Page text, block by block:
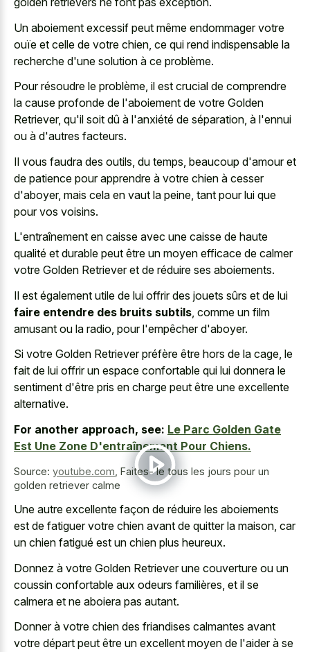
Un aboiement excessif peut même endommager votre
ouïe et celle de votre chien, ce qui rend indispensable la
recherche d'une solution à ce problème.
Pour résoudre le problème, il est crucial de comprendre
la cause profonde de l'aboiement de votre Golden
Retriever, qu'il soit dû à l'anxiété de séparation, à l'ennui
ou à d'autres facteurs.
Il vous faudra des outils, du temps, beaucoup d'amour et
de patience pour apprendre à votre chien à cesser
d'aboyer, mais cela en vaut la peine, tant pour lui que
pour vos voisins.
L'entraînement en caisse avec une caisse de haute
qualité et durable peut être un moyen efficace de calmer
votre Golden Retriever et de réduire ses aboiements.
Il est également utile de lui offrir des jouets sûrs et de lui
faire entendre des bruits subtils , comme un film
amusant ou la radio, pour l'empêcher d'aboyer.
Si votre Golden Retriever préfère être hors de la cage, le
fait de lui offrir un espace confortable qui lui donnera le
sentiment d'être pris en charge peut être une excellente
alternative.
For another approach, see: Le Parc Golden Gate
Est Une Zone D'entraînement Pour Chiens.
Source: youtube.com Faites- le tous les jours pour un
golden retriever calme
Une autre excellente façon de réduire les aboiements
est de fatiguer votre chien avant de quitter la maison, car
un chien fatigué est un chien plus heureux.
Donnez à votre Golden Retriever une couverture ou un
coussin confortable aux odeurs familières, et il se
calmera et ne aboiera pas autant.
Donner à votre chien des friandises calmantes avant
votre départ peut être un excellent moyen de l'aider à se